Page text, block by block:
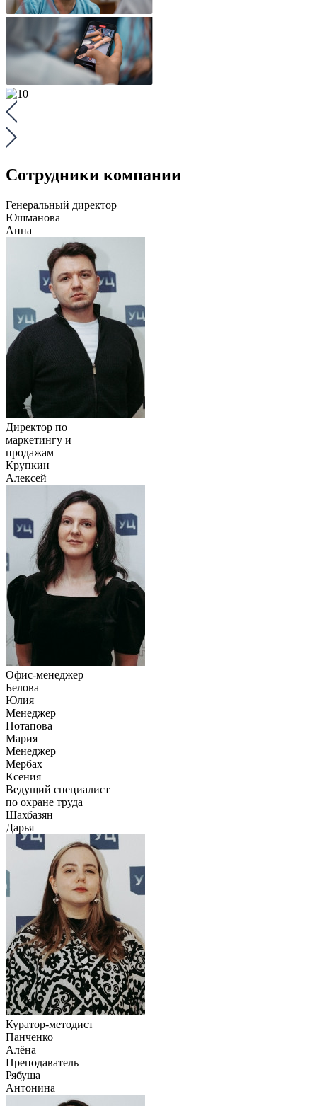
Сотрудники компании
Генеральный директор
Юшманова
Анна
Директор по
маркетингу и
продажам
Крупкин
Алексей
Офис-менеджер
Белова
Юлия
Менеджер
Потапова
Мария
Менеджер
Мербах
Ксения
Ведущий специалист
по охране труда
Шахбазян
Дарья
Куратор-методист
Панченко
Алёна
Преподаватель
Рябуша
Антонина